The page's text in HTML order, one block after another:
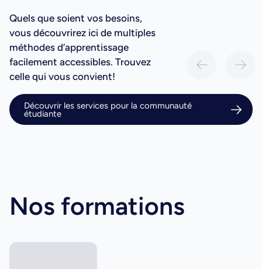
Quels que soient vos besoins,
vous découvrirez ici de multiples
méthodes d’apprentissage
facilement accessibles. Trouvez
celle qui vous convient!
Découvrir les services pour la communauté
étudiante
Nos formations